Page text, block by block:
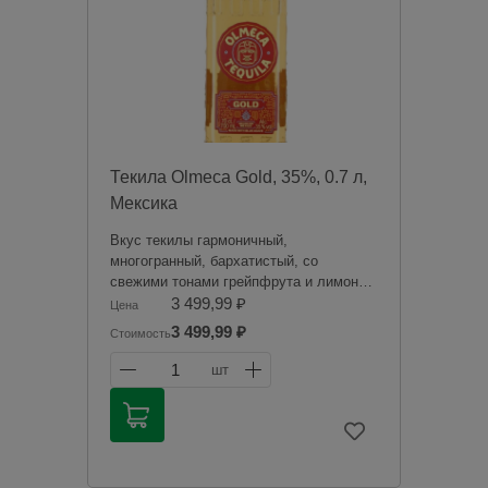
Чрезмерное употребление алкоголя
вредит вашему здоровью.
Текила Olmeca Gold, 35%, 0.7 л,
Мексика
Вкус текилы гармоничный,
многогранный, бархатистый, со
свежими тонами грейпфрута и лимона,
заметными нотками перца, древесными,
дымными и медовыми нюансами и
теплым, мягким послевкусием. Аромат
наполнен сладкими фруктовыми
оттенками, нотками пряных трав,
черного перца и гречишного меда, а
также легкими дымными нюансами.
Цена 3 499,99 ₽
Стоимость3 499,99 ₽
1 шт